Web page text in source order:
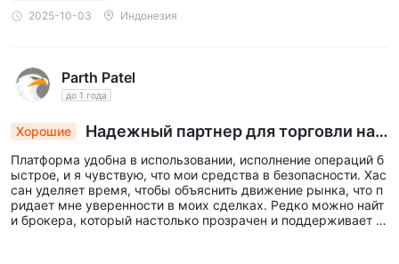
2025-10-03 Индонезия
Parth Patel
до 1 года
Хорошие
Надежный партнер для торговли на
Форекс
Платформа удобна в использовании, исполнение операций б
ыстрое, и я чувствую, что мои средства в безопасности. Хас
сан уделяет время, чтобы объяснить движение рынка, что п
ридает мне уверенности в моих сделках. Редко можно найт
и брокера, который настолько прозрачен и поддерживает к